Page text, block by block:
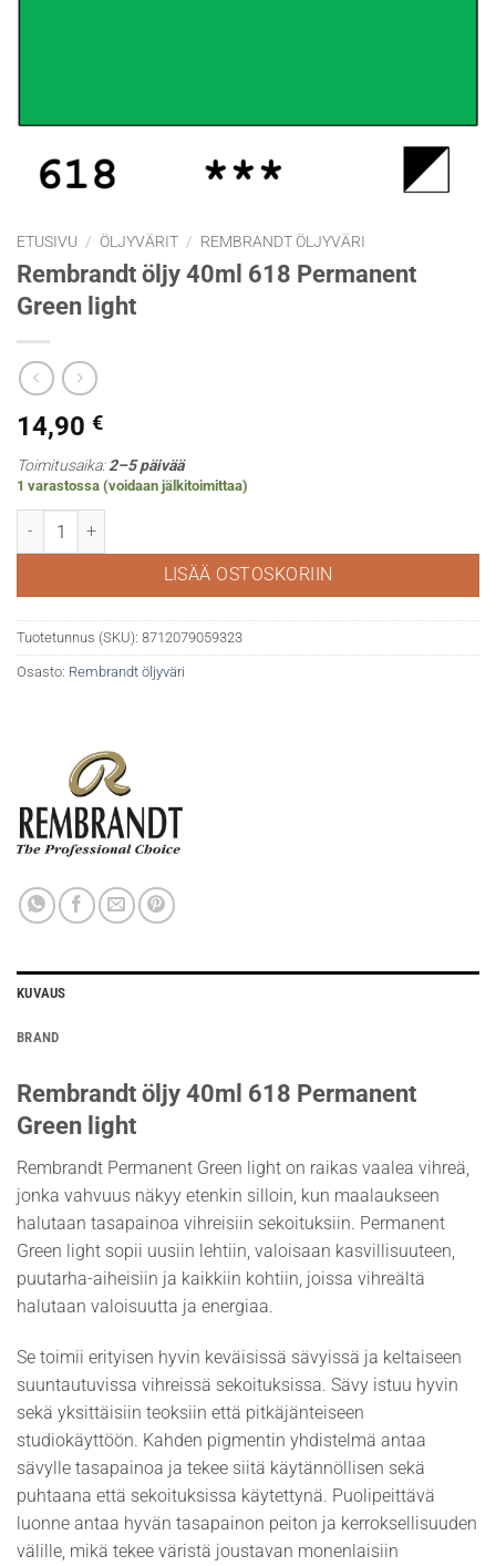
ETUSIVU / ÖLJYVÄRIT / REMBRANDT ÖLJYVÄRI
Rembrandt öljy 40ml 618 Permanent
Green light
14,90 €
Toimitusaika:2–5 päivää
1 varastossa (voidaan jälkitoimittaa)
Rembrandt öljy 40ml 618 Permanent Green light määrä
LISÄÄ OSTOSKORIIN
Tuotetunnus (SKU): 8712079059323
Osasto: Rembrandt öljyväri
KUVAUS
BRAND
Rembrandt öljy 40ml 618 Permanent
Green light
Rembrandt Permanent Green light on raikas vaalea vihreä,
jonka vahvuus näkyy etenkin silloin, kun maalaukseen
halutaan tasapainoa vihreisiin sekoituksiin. Permanent
Green light sopii uusiin lehtiin, valoisaan kasvillisuuteen,
puutarha-aiheisiin ja kaikkiin kohtiin, joissa vihreältä
halutaan valoisuutta ja energiaa.
Se toimii erityisen hyvin keväisissä sävyissä ja keltaiseen
suuntautuvissa vihreissä sekoituksissa. Sävy istuu hyvin
sekä yksittäisiin teoksiin että pitkäjänteiseen
studiokäyttöön. Kahden pigmentin yhdistelmä antaa
sävylle tasapainoa ja tekee siitä käytännöllisen sekä
puhtaana että sekoituksissa käytettynä. Puolipeittävä
luonne antaa hyvän tasapainon peiton ja kerroksellisuuden
välille, mikä tekee väristä joustavan monenlaisiin